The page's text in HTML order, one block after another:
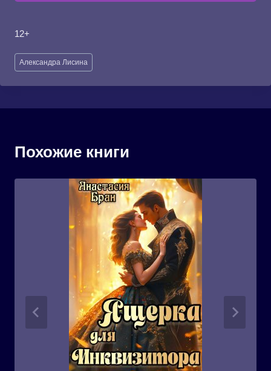
12+
Метки
записи:
Александра Лисина
Похожие книги